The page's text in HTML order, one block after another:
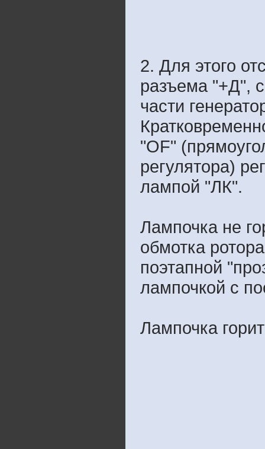
2. Для этого
разъема "+Д",
части
"OF"
регулятора)
лампой "ЛК".
Лампочка не
обмотка
поэтапной
лампочкой с
Лампочка